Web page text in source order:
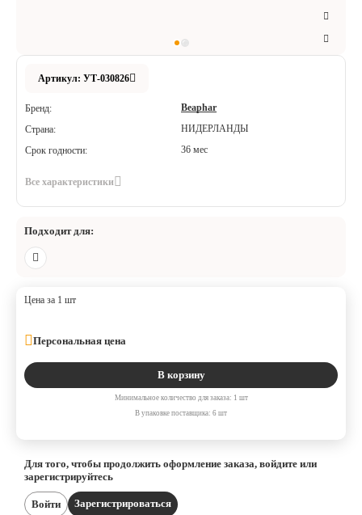
Артикул: УТ-030826
Бренд:
Beaphar
Страна:
НИДЕРЛАНДЫ
Срок годности:
36 мес
Все характеристики
Подходит для:
Цена за 1 шт
Персональная цена
В корзину
Минимальное количество для заказа: 1 шт
В упаковке поставщика: 6 шт
Для того, чтобы продолжить оформление заказа, войдите или
зарегистрируйтесь
Войти Зарегистрироваться